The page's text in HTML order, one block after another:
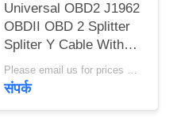
Universal OBD2 J1962
OBDII OBD 2 Splitter
Spliter Y Cable With
Multi Mounting
Brackets for All Car
Please email us for prices MOQ:100 पीसीएस
संपर्क